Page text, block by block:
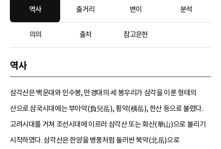
역사 줄거리 변이 분석
의의 출처 참고문헌
역사
삼각산은 백운대와 인수봉, 만경대의 세 봉우리가 삼각을 이룬 형태의
산으로 삼국시대에는 부아악(負兒岳), 횡악(橫岳), 한산 등으로 불렸다.
고려시대를 거쳐 조선시대에 이르러 삼각산 또는 화산(華山)으로 불리기
시작하였다. 삼각산은 한양을 병풍처럼 둘러싼 북악(北岳)으로